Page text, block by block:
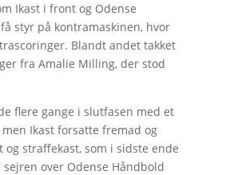
Ikast i front og Odense
styr på kontramaskinen, hvor
Blandt andet takket
fra Amalie Milling, der stod
flere gange i slutfasen med et
Ikast forsatte fremad og
og straffekast, som i sidste ende
over Odense Håndbold